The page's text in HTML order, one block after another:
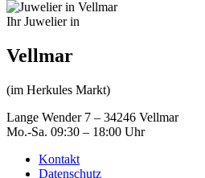
Ihr Juwelier in
Vellmar
(im Herkules Markt)
Lange Wender 7 – 34246 Vellmar
Mo.-Sa. 09:30 – 18:00 Uhr
Kontakt
Datenschutz